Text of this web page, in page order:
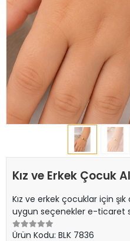
Kız ve Erkek Çocuk
Kız ve erkek çocuklar için şık
uygun seçenekler e-ticaret
Ürün Kodu: BLK 7836